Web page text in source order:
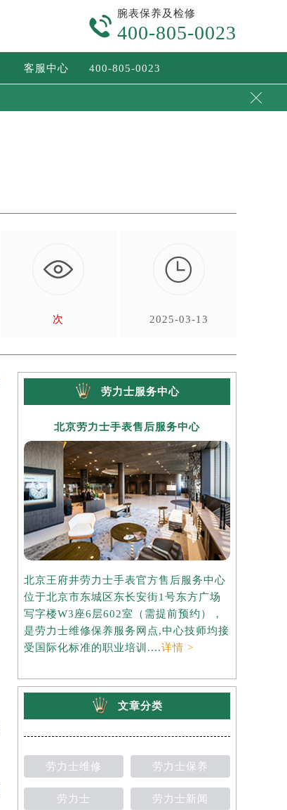

腕表保养及检修
400-805-0023
客服中心 400-805-0023

次

2025-03-13
劳力士服务中心
北京劳力士手表售后服务中心
北京王府井劳力士手表官方售后服务中心
位于北京市东城区东长安街1号东方广场
写字楼W3座6层602室（需提前预约），
是劳力士维修保养服务网点,中心技师均接
受国际化标准的职业培训....详情 >
文章分类
劳力士维修 劳力士保养
劳力士 劳力士新闻